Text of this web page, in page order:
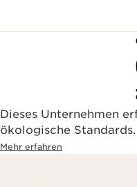
Dieses Unternehmen
ökologische Standards.
Mehr erfahren